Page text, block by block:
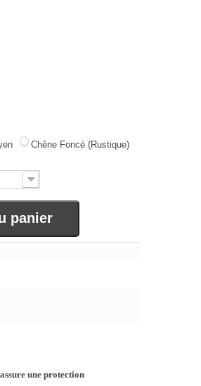
Chêne Foncé (Rustique)
panier
une protection